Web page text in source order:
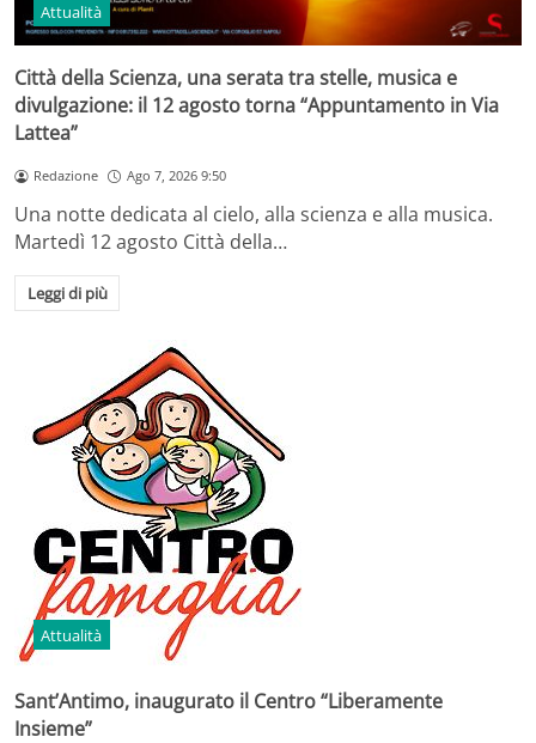
Attualità
Città della Scienza, una serata tra stelle, musica e
divulgazione: il 12 agosto torna “Appuntamento in Via
Lattea”
Redazione Ago 7, 2026 9:50
Una notte dedicata al cielo, alla scienza e alla musica.
Martedì 12 agosto Città della…
Leggi di più
Attualità
Sant’Antimo, inaugurato il Centro “Liberamente
Insieme”